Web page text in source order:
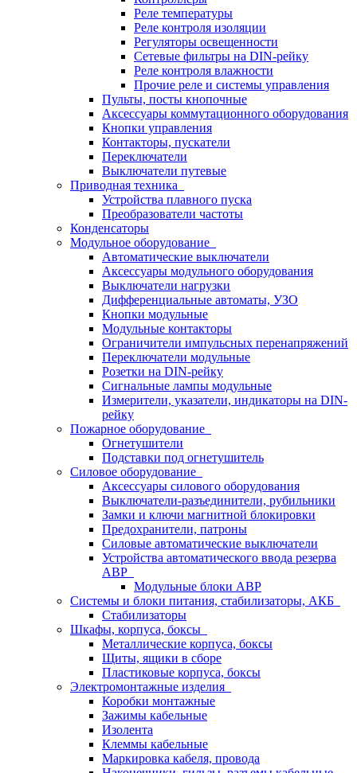
Реле температуры
Реле контроля изоляции
Регуляторы освещенности
Сетевые фильтры на DIN-рейку
Реле контроля влажности
Прочие реле и системы управления
Пульты, посты кнопочные
Аксессуары коммутационного оборудования
Кнопки управления
Контакторы, пускатели
Переключатели
Выключатели путевые
Приводная техника
Устройства плавного пуска
Преобразователи частоты
Конденсаторы
Модульное оборудование
Автоматические выключатели
Аксессуары модульного оборудования
Выключатели нагрузки
Дифференциальные автоматы, УЗО
Кнопки модульные
Модульные контакторы
Ограничители импульсных перенапряжений
Переключатели модульные
Розетки на DIN-рейку
Сигнальные лампы модульные
Измерители, указатели, индикаторы на DIN-
рейку
Пожарное оборудование
Огнетушители
Подставки под огнетушитель
Силовое оборудование
Аксессуары силового оборудования
Выключатели-разъединители, рубильники
Замки и ключи магнитной блокировки
Предохранители, патроны
Силовые автоматические выключатели
Устройства автоматического ввода резерва
АВР
Модульные блоки АВР
Системы и блоки питания, стабилизаторы, АКБ
Стабилизаторы
Шкафы, корпуса, боксы
Металлические корпуса, боксы
Щиты, ящики в сборе
Пластиковые корпуса, боксы
Электромонтажные изделия
Коробки монтажные
Зажимы кабельные
Изолента
Клеммы кабельные
Маркировка кабеля, провода